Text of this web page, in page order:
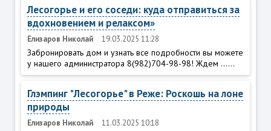
Лесогорье и его соседи: куда отправиться за
вдохновением и релаксом»
Елизаров Николай 19.03.2025 11:28
Забронировать дом и узнать все подробности вы можете
у нашего администратора 8(982)704-98-98! Ждем ......
Глэмпинг "Лесогорье" в Реже: Роскошь на лоне
природы
Елизаров Николай 11.03.2025 10:18